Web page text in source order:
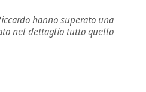
hanno superato una
nel dettaglio tutto quello